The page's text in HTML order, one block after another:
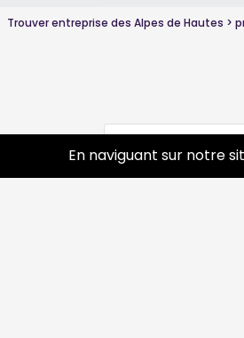
Trouver entreprise des Alpes de Hautes
Conseils sur
En naviguant sur notre